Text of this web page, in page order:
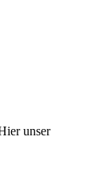
unser